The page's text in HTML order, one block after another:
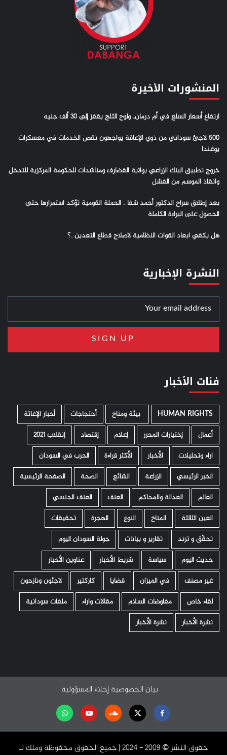
المنشورات الأخيرة
ارتفاع أسعار السلع في أم درمان.. ولوح الثلج يقفز إلى 30 ألف جنيه
500 لاجئ سوداني من ذوي الإعاقة يواجهون نقص الخدمات في معسكرات
يوغندا
خروج تطبيق البنك الزراعي بولاية القضارف ومناشدات للحكومة المركزية للتدخل
وانقاذ الموسم من الفشل
بعد إطلاق سراح الدكتور أحمد شفا .. الحملة القومية تؤكد استمرارها حتى
الحصول على البراءة الكاملة
هل يكفي ابعاد القوات النظامية لاصلاح قطاع التعدين ..؟
النشرة الإخبارية
فئات الأخبار
HUMAN RIGHTS ­ بيئة ومناخ أحتجاجات
أخبار الإغاثة
أعمال
إختيارات المحرر إعلام إقتصاد
إنقلاب 2021
اراء وتحليلات
الأخبار الأكثر قراءة
الحرب في السودان
الخبر الرئيسي
الزراعة الشائع الصحة
الصفحة الرئيسية
العالم
العدالة والمحاكم العنف
العنف الجنسي
العين الثالثة
المناخ النوع الهجرة
تحقيقات
تحقّق و ترند
تقارير و بيانات
جولة السودان اليوم
حديث اليوم
سياسة شريط الأخبار
عناوين الأخبار
غير مصنف
في الميزان قضايا كاركتير
لاجئون ونازحون
لقاء خاص
مفاوضات السلام مقالات واراء
ملفات سودانية
نشرة الأخبار
نشرة الأخبار
بيان الخصوصية إخلاء المسؤولية
Facebook
Twitter
Soundcloud
Youtubeتابعنا
حقوق النشر ©️ 2009 - 2024 | جميع الحقوق محفوظة وملك لـ